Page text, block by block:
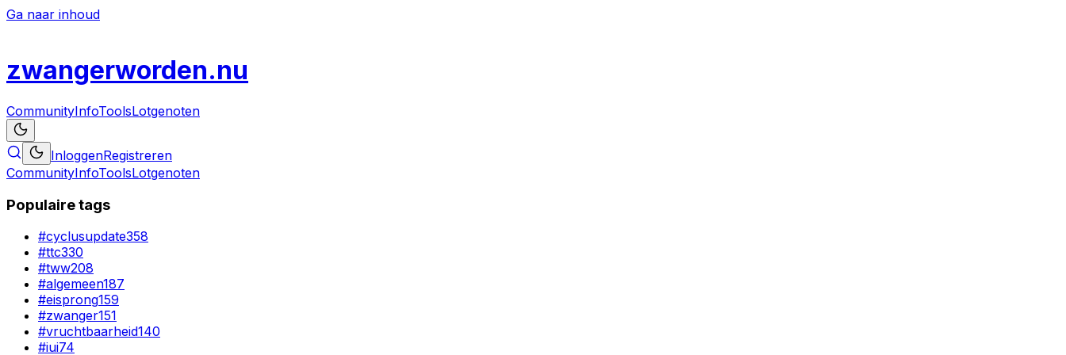
Ga naar inhoud
zwangerworden.nu
CommunityInfoToolsLotgenoten
InloggenRegistreren
CommunityInfoToolsLotgenoten
Populaire tags
#cyclusupdate358
#ttc330
#tww208
#algemeen187
#eisprong159
#zwanger151
#vruchtbaarheid140
#iui74